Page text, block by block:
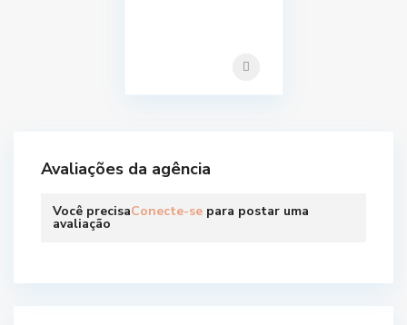
Avaliações da agência
Você precisaConecte-se para postar uma
avaliação